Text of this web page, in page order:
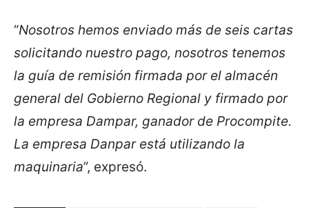
“Nosotros hemos enviado más de seis cartas
solicitando nuestro pago, nosotros tenemos
la guía de remisión firmada por el almacén
general del Gobierno Regional y firmado por
la empresa Dampar, ganador de Procompite.
La empresa Danpar está utilizando la
maquinaria”, expresó.